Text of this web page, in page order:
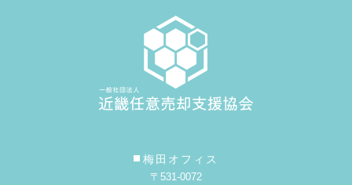
梅田オフィス
〒531-0072